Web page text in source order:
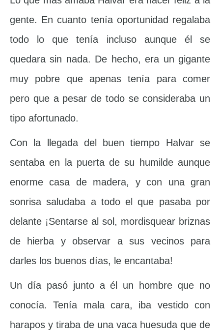
gente. En cuanto tenía oportunidad regalaba
todo lo que tenía incluso aunque él se
quedara sin nada. De hecho, era un gigante
muy pobre que apenas tenía para comer
pero que a pesar de todo se consideraba un
tipo afortunado.
Con la llegada del buen tiempo Halvar se
sentaba en la puerta de su humilde aunque
enorme casa de madera, y con una gran
sonrisa saludaba a todo el que pasaba por
delante ¡Sentarse al sol, mordisquear briznas
de hierba y observar a sus vecinos para
darles los buenos días, le encantaba!
Un día pasó junto a él un hombre que no
conocía. Tenía mala cara, iba vestido con
harapos y tiraba de una vaca huesuda que de